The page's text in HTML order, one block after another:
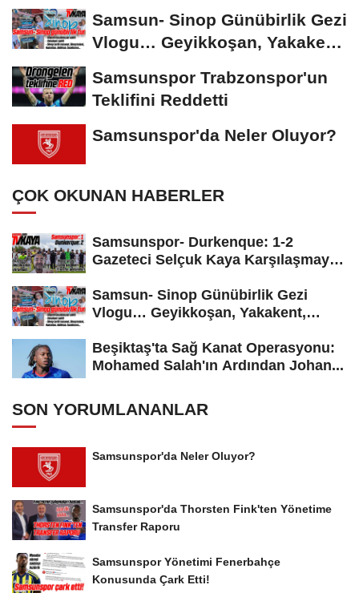
Samsun- Sinop Günübirlik Gezi
Vlogu… Geyikkoşan, Yakakent,
Samsunspor Trabzonspor'un
Teklifini Reddetti
Samsunspor'da Neler Oluyor?
ÇOK OKUNAN HABERLER
Samsunspor- Durkenque: 1-2
Gazeteci Selçuk Kaya Karşılaşmayı
Samsun- Sinop Günübirlik Gezi
Vlogu… Geyikkoşan, Yakakent,
Beşiktaş'ta Sağ Kanat Operasyonu:
Mohamed Salah'ın Ardından Johan...
SON YORUMLANANLAR
Samsunspor'da Neler Oluyor?
Samsunspor'da Thorsten Fink'ten Yönetime
Transfer Raporu
Samsunspor Yönetimi Fenerbahçe
Konusunda Çark Etti!